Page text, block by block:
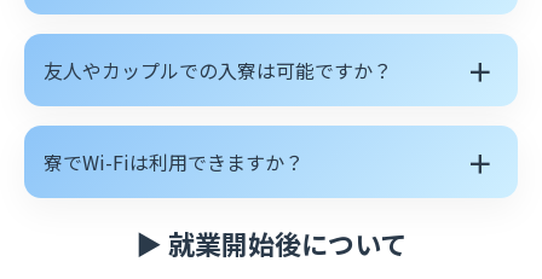
友人やカップルでの入寮は可能ですか？ ＋
寮でWi-Fiは利用できますか？ ＋
▶ 就業開始後について